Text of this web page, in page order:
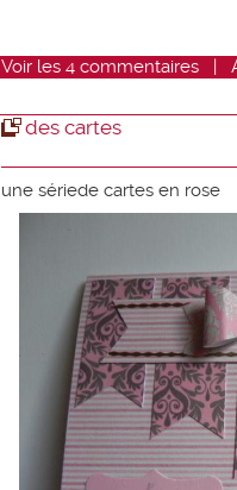
Voir les 4 commentaires |
des cartes
une sériede cartes en rose